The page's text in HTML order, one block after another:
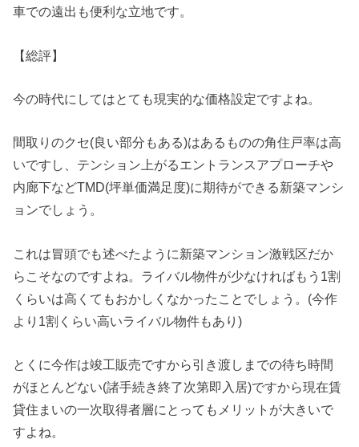
車での遠出も便利な立地です。
【総評】
今の時代にしてはとても現実的な価格設定ですよね。
間取りのクセ(良い部分もある)はあるものの角住戸率は高
いですし、テンション上がるエントランスアプローチや
内廊下などTMD(坪単価満足度)に期待ができる新築マンシ
ョンでしょう。
これは冒頭でも述べたように新築マンション激戦区だか
らこそなのですよね。ライバル物件が少なければもう1割
くらいは高くてもおかしくなかったことでしょう。(今作
より1割くらい高いライバル物件もあり)
とくに今作は竣工販売ですから引き渡しまでの待ち時間
がほとんどない(諸手続き終了次第即入居)ですから現在賃
貸住まいの一次取得者層にとってもメリットが大きいで
すよね。